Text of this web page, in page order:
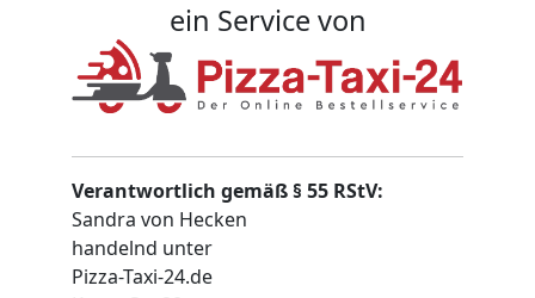
ein Service von
Verantwortlich gemäß § 55 RStV:
Sandra von Hecken
handelnd unter
Pizza-Taxi-24.de